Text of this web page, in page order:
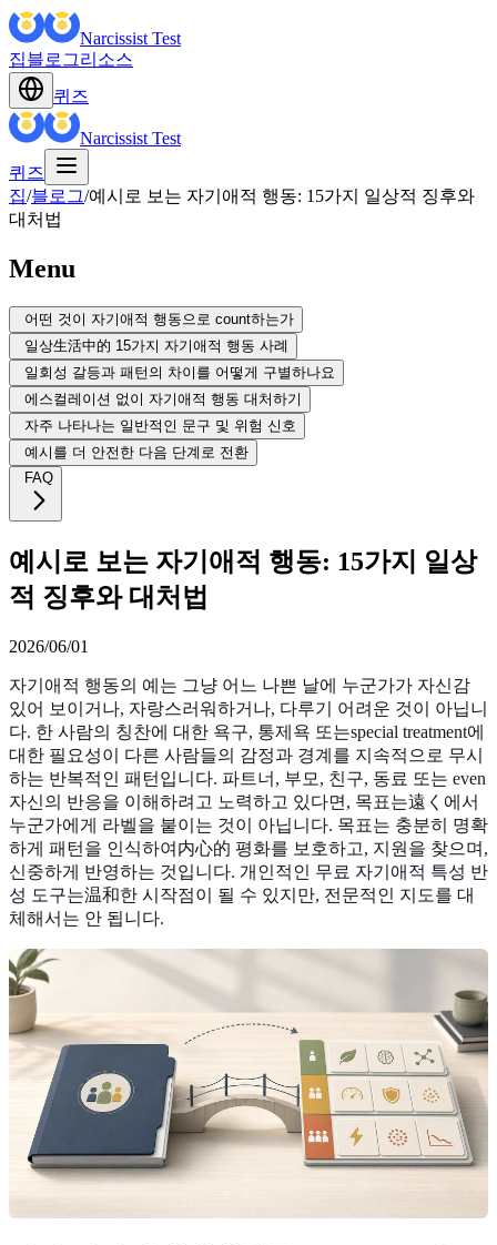
Narcissist Test
집블로그리소스
퀴즈
Narcissist Test
퀴즈
집/블로그/예시로 보는 자기애적 행동: 15가지 일상적 징후와
대처법
Menu
어떤 것이 자기애적 행동으로 count하는가
일상生活中的 15가지 자기애적 행동 사례
일회성 갈등과 패턴의 차이를 어떻게 구별하나요
에스컬레이션 없이 자기애적 행동 대처하기
자주 나타나는 일반적인 문구 및 위험 신호
예시를 더 안전한 다음 단계로 전환
FAQ
예시로 보는 자기애적 행동: 15가지 일상
적 징후와 대처법
2026/06/01
자기애적 행동의 예는 그냥 어느 나쁜 날에 누군가가 자신감
있어 보이거나, 자랑스러워하거나, 다루기 어려운 것이 아닙니
다. 한 사람의 칭찬에 대한 욕구, 통제욕 또는special treatment에
대한 필요성이 다른 사람들의 감정과 경계를 지속적으로 무시
하는 반복적인 패턴입니다. 파트너, 부모, 친구, 동료 또는 even
자신의 반응을 이해하려고 노력하고 있다면, 목표는遠く에서
누군가에게 라벨을 붙이는 것이 아닙니다. 목표는 충분히 명확
하게 패턴을 인식하여内心的 평화를 보호하고, 지원을 찾으며,
신중하게 반영하는 것입니다. 개인적인 무료 자기애적 특성 반
성 도구는温和한 시작점이 될 수 있지만, 전문적인 지도를 대
체해서는 안 됩니다.